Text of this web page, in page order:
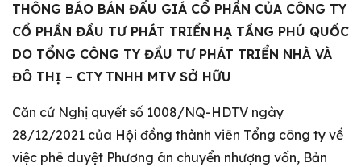
THÔNG BÁO BÁN ĐẤU GIÁ CỔ PHẦN CỦA CÔNG TY
CỔ PHẦN ĐẦU TƯ PHÁT TRIỂN HẠ TẦNG PHÚ QUỐC
DO TỔNG CÔNG TY ĐẦU TƯ PHÁT TRIỂN NHÀ VÀ
ĐÔ THỊ – CTY TNHH MTV SỞ HỮU
Căn cứ Nghị quyết số 1008/NQ-HDTV ngày
28/12/2021 của Hội đồng thành viên Tổng công ty về
việc phê duyệt Phương án chuyển nhượng vốn, Bản